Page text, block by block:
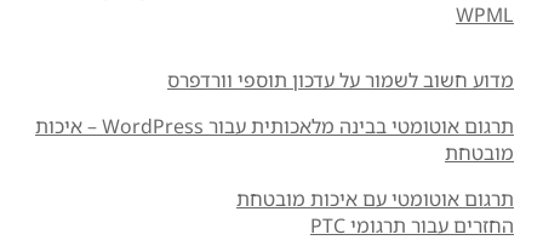
WPML
מדוע חשוב לשמור על עדכון תוספי וורדפרס
תרגום אוטומטי בבינה מלאכותית עבור WordPress – איכות
מובטחת
תרגום אוטומטי עם איכות מובטחת
החזרים עבור תרגומי PTC